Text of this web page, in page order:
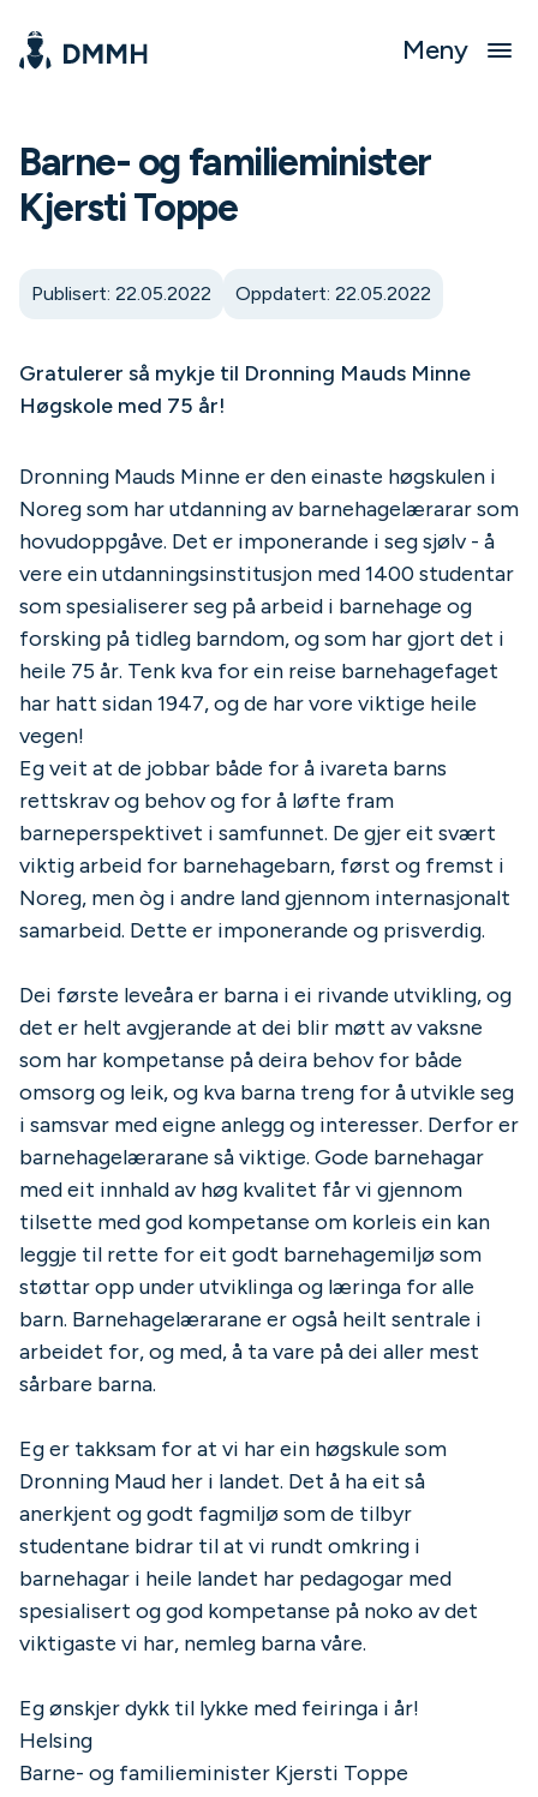
Meny
Barne- og familieminister
Kjersti Toppe
Publisert: 22.05.2022 Oppdatert: 22.05.2022
Gratulerer så mykje til Dronning Mauds Minne
Høgskole med 75 år!
Dronning Mauds Minne er den einaste høgskulen i
Noreg som har utdanning av barnehagelærarar som
hovudoppgåve. Det er imponerande i seg sjølv - å
vere ein utdanningsinstitusjon med 1400 studentar
som spesialiserer seg på arbeid i barnehage og
forsking på tidleg barndom, og som har gjort det i
heile 75 år. Tenk kva for ein reise barnehagefaget
har hatt sidan 1947, og de har vore viktige heile
vegen!
Eg veit at de jobbar både for å ivareta barns
rettskrav og behov og for å løfte fram
barneperspektivet i samfunnet. De gjer eit svært
viktig arbeid for barnehagebarn, først og fremst i
Noreg, men òg i andre land gjennom internasjonalt
samarbeid. Dette er imponerande og prisverdig.
Dei første leveåra er barna i ei rivande utvikling, og
det er helt avgjerande at dei blir møtt av vaksne
som har kompetanse på deira behov for både
omsorg og leik, og kva barna treng for å utvikle seg
i samsvar med eigne anlegg og interesser. Derfor er
barnehagelærarane så viktige. Gode barnehagar
med eit innhald av høg kvalitet får vi gjennom
tilsette med god kompetanse om korleis ein kan
leggje til rette for eit godt barnehagemiljø som
støttar opp under utviklinga og læringa for alle
barn. Barnehagelærarane er også heilt sentrale i
arbeidet for, og med, å ta vare på dei aller mest
sårbare barna.
Eg er takksam for at vi har ein høgskule som
Dronning Maud her i landet. Det å ha eit så
anerkjent og godt fagmiljø som de tilbyr
studentane bidrar til at vi rundt omkring i
barnehagar i heile landet har pedagogar med
spesialisert og god kompetanse på noko av det
viktigaste vi har, nemleg barna våre.
Eg ønskjer dykk til lykke med feiringa i år!
Helsing
Barne- og familieminister Kjersti Toppe